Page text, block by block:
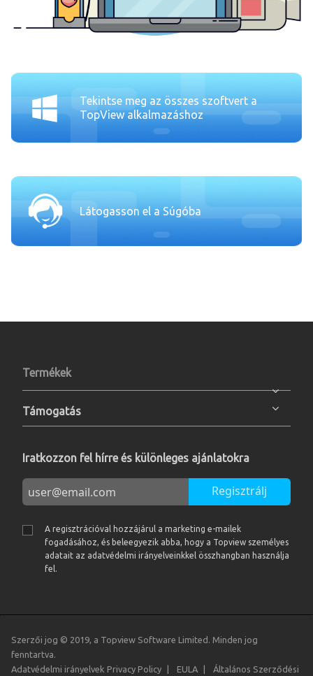
Tekintse meg az összes szoftvert a
TopView alkalmazáshoz
Látogasson el a Súgóba
Termékek
Támogatás
Iratkozzon fel hírre és különleges ajánlatokra
Regisztrálj
A regisztrációval hozzájárul a marketing e-mailek
fogadásához, és beleegyezik abba, hogy a Topview személyes
adatait az adatvédelmi irányelveinkkel összhangban használja
fel.
Szerzői jog © 2019, a Topview Software Limited. Minden jog
fenntartva.
Adatvédelmi irányelvek Privacy Policy EULA Általános Szerződési